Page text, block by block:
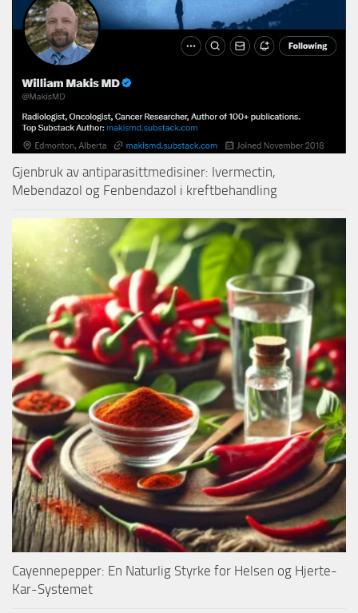
Gjenbruk av antiparasittmedisiner: Ivermectin,
Mebendazol og Fenbendazol i kreftbehandling
Cayennepepper: En Naturlig Styrke for Helsen og Hjerte-
Kar-Systemet